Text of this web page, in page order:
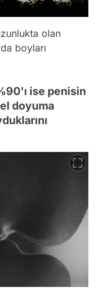
olan
boyları
ise penisin
doyuma